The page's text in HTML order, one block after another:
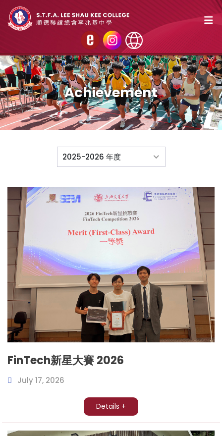
Achievement
2025-2026 年度
FinTech新星大賽 2026
July 17, 2026
Details +